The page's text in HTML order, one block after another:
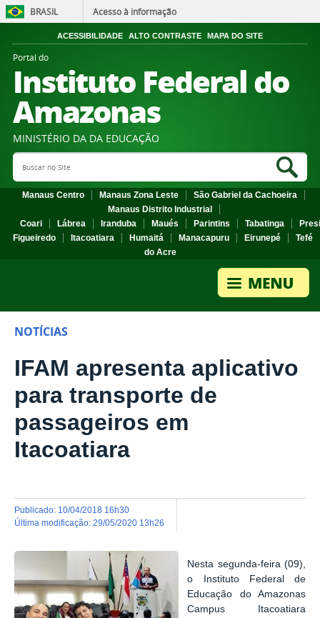
BRASIL Acesso à informação
ACESSIBILIDADE ALTO CONTRASTE MAPA DO SITE
Portal do
Instituto Federal do
Amazonas
MINISTÉRIO DA DA EDUCAÇÃO
Search Site
Manaus Centro Manaus Zona Leste
São Gabriel da Cachoeira
Manaus Distrito Industrial
Coari
Lábrea Iranduba Maués Parintins Tabatinga
Figueiredo
Itacoatiara Humaitá Manacapuru Eirunepé
Tefé
do Acre
NOTÍCIAS
IFAM apresenta aplicativo
para transporte de
passageiros em
Itacoatiara
publicado: 10/04/2018 16h30
última modificação: 29/05/2020 13h26
Nesta segunda-feira (09),
o Instituto Federal de
Educação do Amazonas
Campus Itacoatiara